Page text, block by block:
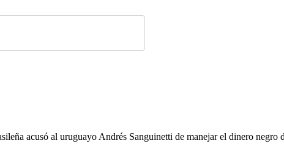
acusó al uruguayo Andrés Sanguinetti de manejar el dinero negro